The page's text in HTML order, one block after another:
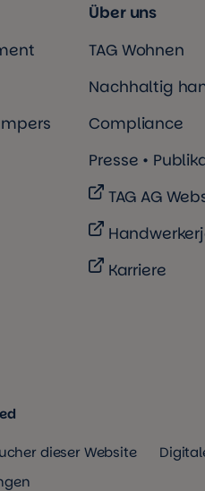
Über uns
TAG Wohnen
Nachhaltig
Compliance
Presse •
TAG AG
Karriere
dieser Website